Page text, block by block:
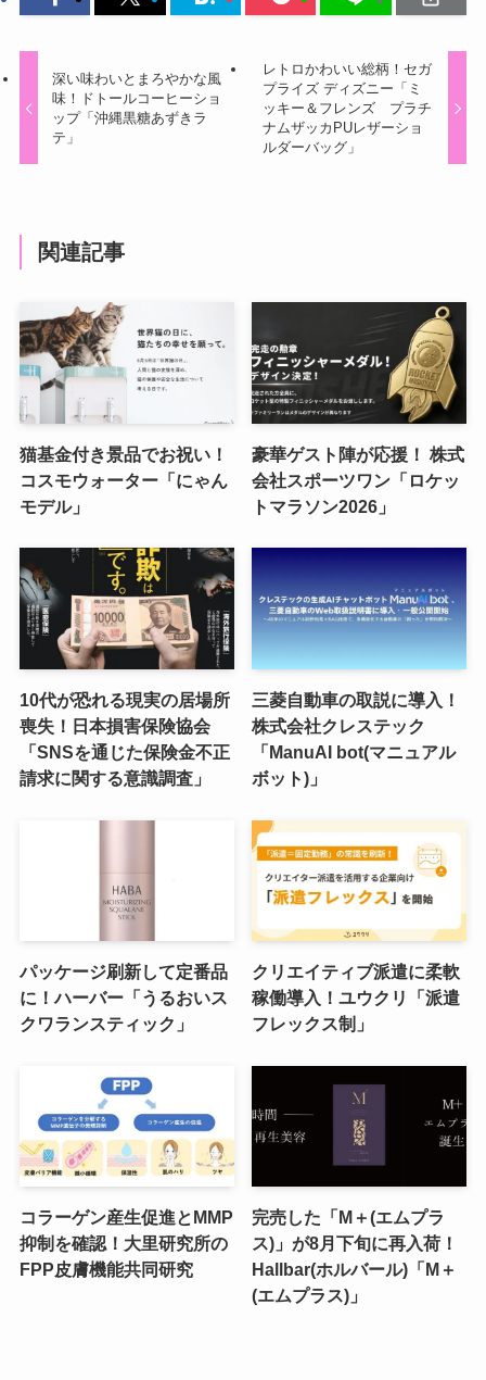
深い味わいとまろやかな風
味！ドトールコーヒーショ
ップ「沖縄黒糖あずきラ
テ」
レトロかわいい総柄！セガ
プライズ ディズニー「ミ
ッキー＆フレンズ プラチ
ナムザッカPUレザーショ
ルダーバッグ」
関連記事
猫基金付き景品でお祝い！
コスモウォーター「にゃん
モデル」
豪華ゲスト陣が応援！ 株式
会社スポーツワン「ロケッ
トマラソン2026」
10代が恐れる現実の居場所
喪失！日本損害保険協会
「SNSを通じた保険金不正
請求に関する意識調査」
三菱自動車の取説に導入！
株式会社クレステック
「ManuAI bot(マニュアル
ボット)」
パッケージ刷新して定番品
に！ハーバー「うるおいス
クワランスティック」
クリエイティブ派遣に柔軟
稼働導入！ユウクリ「派遣
フレックス制」
コラーゲン産生促進とMMP
抑制を確認！大里研究所の
FPP皮膚機能共同研究
完売した「M＋(エムプラ
ス)」が8月下旬に再入荷！
Hallbar(ホルバール)「M＋
(エムプラス)」